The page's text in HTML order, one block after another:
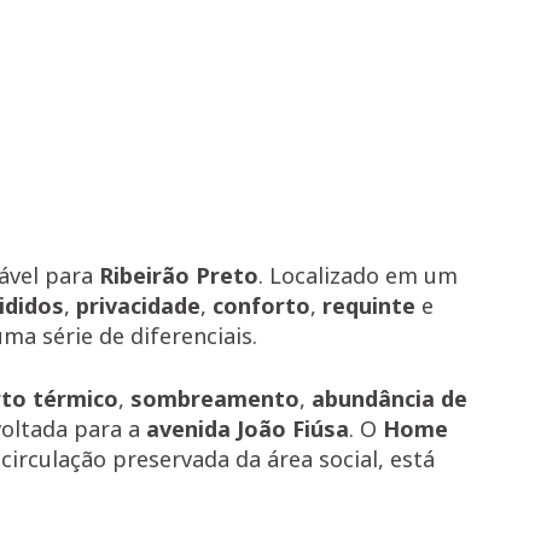
para Ribeirão Preto. Localizado em um
, privacidade, conforto, requinte e
série de diferenciais.
térmico, sombreamento, abundância de
para a avenida João Fiúsa. O Home
preservada da área social, está